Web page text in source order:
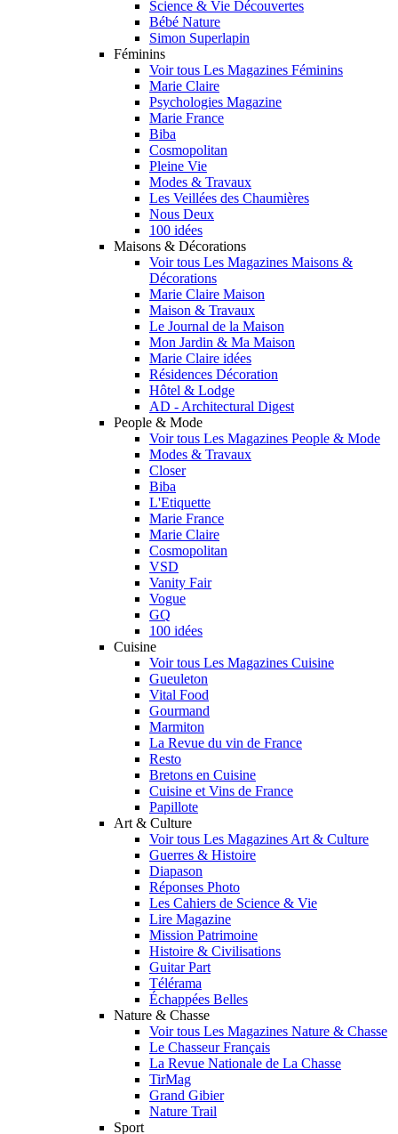
Science & Vie Découvertes
Bébé Nature
Simon Superlapin
Féminins
Voir tous Les Magazines Féminins
Marie Claire
Psychologies Magazine
Marie France
Biba
Cosmopolitan
Pleine Vie
Modes & Travaux
Les Veillées des Chaumières
Nous Deux
100 idées
Maisons & Décorations
Voir tous Les Magazines Maisons &
Décorations
Marie Claire Maison
Maison & Travaux
Le Journal de la Maison
Mon Jardin & Ma Maison
Marie Claire idées
Résidences Décoration
Hôtel & Lodge
AD - Architectural Digest
People & Mode
Voir tous Les Magazines People & Mode
Modes & Travaux
Closer
Biba
L'Etiquette
Marie France
Marie Claire
Cosmopolitan
VSD
Vanity Fair
Vogue
GQ
100 idées
Cuisine
Voir tous Les Magazines Cuisine
Gueuleton
Vital Food
Gourmand
Marmiton
La Revue du vin de France
Resto
Bretons en Cuisine
Cuisine et Vins de France
Papillote
Art & Culture
Voir tous Les Magazines Art & Culture
Guerres & Histoire
Diapason
Réponses Photo
Les Cahiers de Science & Vie
Lire Magazine
Mission Patrimoine
Histoire & Civilisations
Guitar Part
Télérama
Échappées Belles
Nature & Chasse
Voir tous Les Magazines Nature & Chasse
Le Chasseur Français
La Revue Nationale de La Chasse
TirMag
Grand Gibier
Nature Trail
Sport